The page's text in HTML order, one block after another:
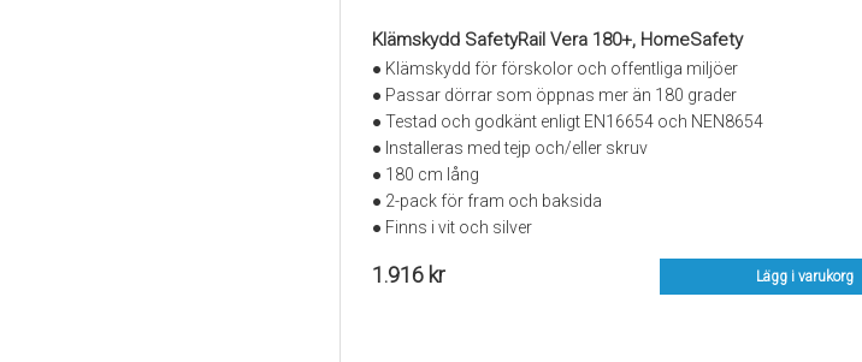
Klämskydd SafetyRail Vera 180+, HomeSafety
● Klämskydd för förskolor och offentliga miljöer
● Passar dörrar som öppnas mer än 180 grader
● Testad och godkänt enligt EN16654 och NEN8654
● Installeras med tejp och/eller skruv
● 180 cm lång
● 2-pack för fram och baksida
● Finns i vit och silver
1.916 kr Lägg i varukorg